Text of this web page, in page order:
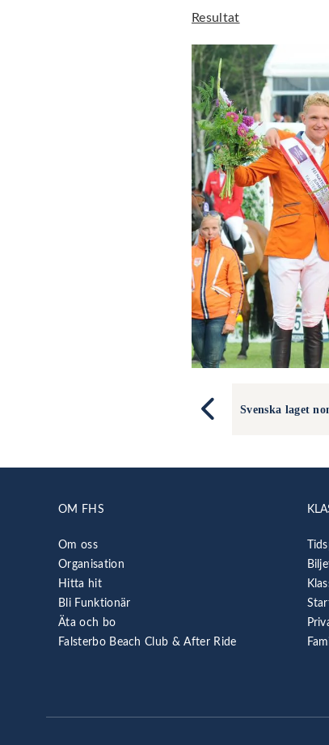
Resultat
Svenska laget
OM FHS
Om oss
Organisation
Hitta hit
Bli Funktionär
Äta och bo
Falsterbo Beach Club & After Ride